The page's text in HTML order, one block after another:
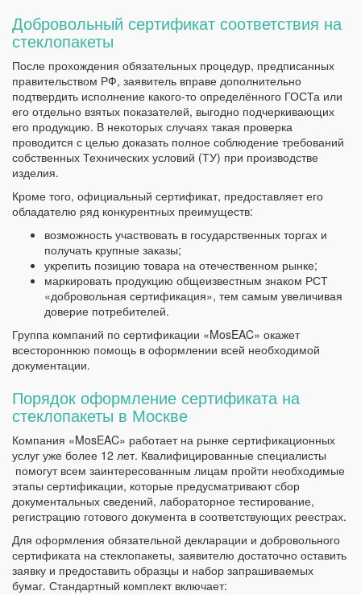
Добровольный сертификат соответствия на
стеклопакеты
После прохождения обязательных процедур, предписанных
правительством РФ, заявитель вправе дополнительно
подтвердить исполнение какого-то определённого ГОСТа или
его отдельно взятых показателей, выгодно подчеркивающих
его продукцию. В некоторых случаях такая проверка
проводится с целью доказать полное соблюдение требований
собственных Технических условий (ТУ) при производстве
изделия.
Кроме того, официальный сертификат, предоставляет его
обладателю ряд конкурентных преимуществ:
возможность участвовать в государственных торгах и
получать крупные заказы;
укрепить позицию товара на отечественном рынке;
маркировать продукцию общеизвестным знаком РСТ
«добровольная сертификация», тем самым увеличивая
доверие потребителей.
Группа компаний по сертификации «MosEAC» окажет
всестороннюю помощь в оформлении всей необходимой
документации.
Порядок оформление сертификата на
стеклопакеты в Москве
Компания «MosEAC» работает на рынке сертификационных
услуг уже более 12 лет. Квалифицированные специалисты
помогут всем заинтересованным лицам пройти необходимые
этапы сертификации, которые предусматривают сбор
документальных сведений, лабораторное тестирование,
регистрацию готового документа в соответствующих реестрах.
Для оформления обязательной декларации и добровольного
сертификата на стеклопакеты, заявителю достаточно оставить
заявку и предоставить образцы и набор запрашиваемых
бумаг. Стандартный комплект включает: